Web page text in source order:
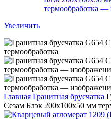
Увеличить
Главная Гранитная брусчатка
Сезам Блэк 200х100х50 мм